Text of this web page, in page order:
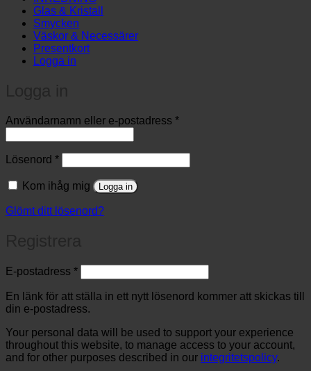
Glas & Kristall
Smycken
Väskor & Necessärer
Presentkort
Logga in
Användarnamn eller e-postadress *Obligatoriskt
Lösenord *Obligatoriskt
Kom ihåg mig Logga in
Glömt ditt lösenord?
E-postadress *Obligatoriskt
En länk för att ställa in ett nytt lösenord kommer att skickas till
din e-postadress.
Your personal data will be used to support your experience
throughout this website, to manage access to your account,
and for other purposes described in our integritetspolicy.